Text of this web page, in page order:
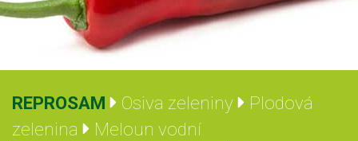
REPROSAM Osiva zeleniny
Plodová
zelenina
Meloun vodní